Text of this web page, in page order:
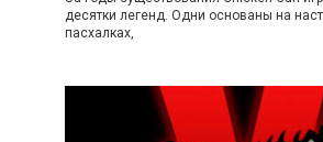
десятки легенд. Одни основаны на
пасхалках,